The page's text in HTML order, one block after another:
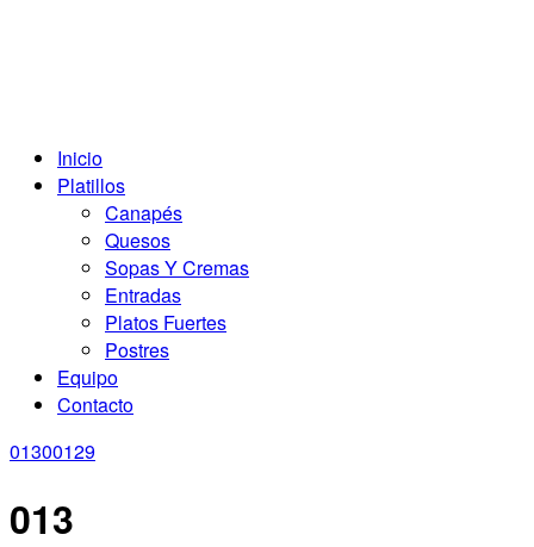
Inicio
Platillos
Canapés
Quesos
Sopas Y Cremas
Entradas
Platos Fuertes
Postres
Equipo
Contacto
01300129
013